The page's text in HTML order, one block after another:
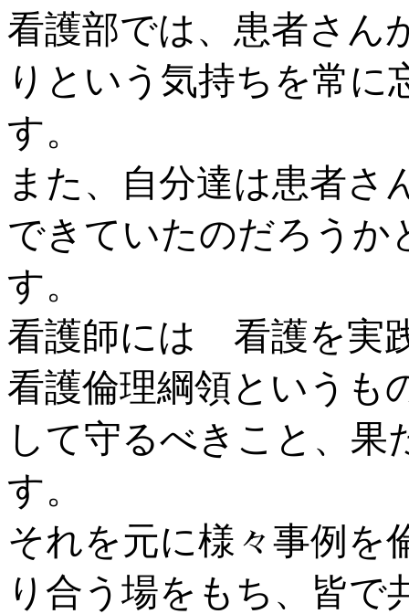
看護部では、患者さん
りという気持ちを常
す。
また、自分達は患者さ
できていたのだろうか
す。
看護師には 看護を実
看護倫理綱領というも
して守るべきこと、
す。
それを元に様々事例を
り合う場をもち、皆で